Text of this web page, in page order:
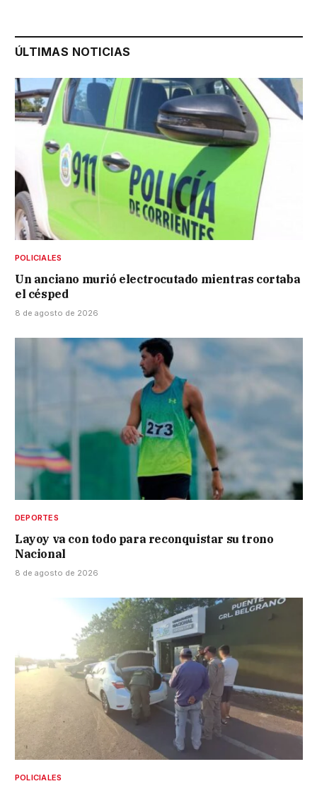
ÚLTIMAS NOTICIAS
POLICIALES
Un anciano murió electrocutado mientras cortaba
el césped
8 de agosto de 2026
DEPORTES
Layoy va con todo para reconquistar su trono
Nacional
8 de agosto de 2026
POLICIALES